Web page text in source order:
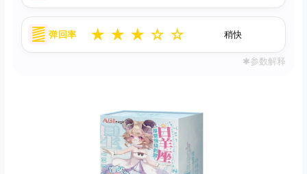
弹回率 ★ ★ ★ ☆ ☆ 稍快
✱参数解释